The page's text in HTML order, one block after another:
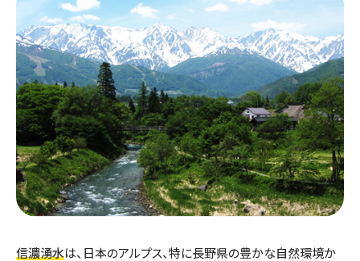
信濃湧水は、日本のアルプス、特に長野県の豊かな自然環境か